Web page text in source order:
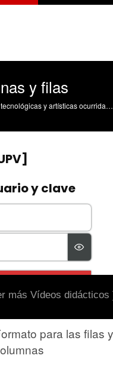
y filas
Divulgación de las actividades científicas, tecnológicas y artísticas ocurridas en los tres campus de la UPV
más Vídeos didácticos
para las filas y